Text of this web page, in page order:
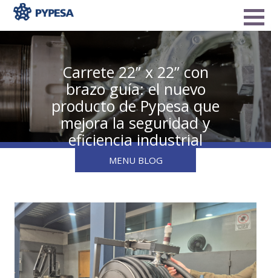
Carrete 22” x 22” con
brazo guía: el nuevo
producto de Pypesa que
mejora la seguridad y
eficiencia industrial
MENU BLOG